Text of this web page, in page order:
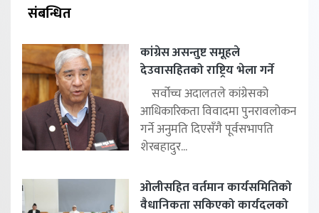
संबन्धित
कांग्रेस असन्तुष्ट समूहले
देउवासहितको राष्ट्रिय भेला गर्ने
सर्वोच्च अदालतले कांग्रेसको
आधिकारिकता विवादमा पुनरावलोकन
गर्ने अनुमति दिएसँगै पूर्वसभापति
शेरबहादुर...
ओलीसहित वर्तमान कार्यसमितिको
वैधानिकता सकिएको कार्यदलको